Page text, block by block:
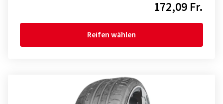
172,09 Fr.
Reifen wählen